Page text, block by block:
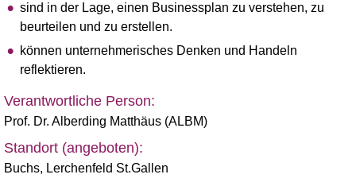
sind in der Lage, einen Businessplan zu verstehen, zu
beurteilen und zu erstellen.
können unternehmerisches Denken und Handeln
reflektieren.
Verantwortliche Person:
Prof. Dr. Alberding Matthäus (ALBM)
Standort (angeboten):
Buchs, Lerchenfeld St.Gallen